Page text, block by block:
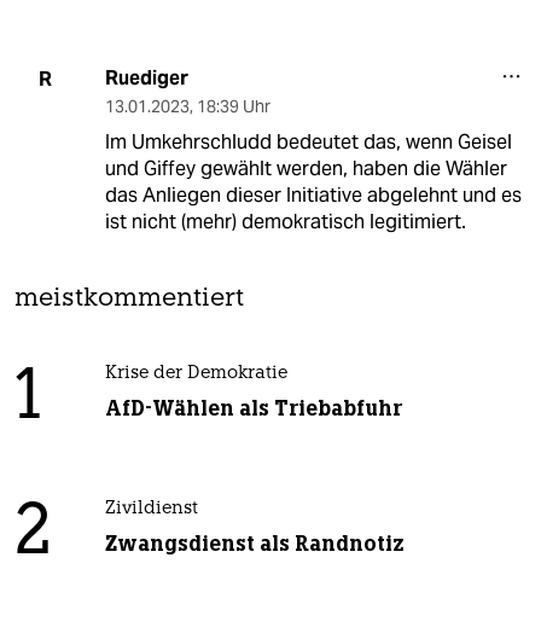
R Ruediger
13.01.2023, 18:39 Uhr
Im Umkehrschludd bedeutet das, wenn Geisel
und Giffey gewählt werden, haben die Wähler
das Anliegen dieser Initiative abgelehnt und es
ist nicht (mehr) demokratisch legitimiert.
meistkommentiert
1 Krise der Demokratie
AfD-Wählen als Triebabfuhr
2 Zivildienst
Zwangsdienst als Randnotiz